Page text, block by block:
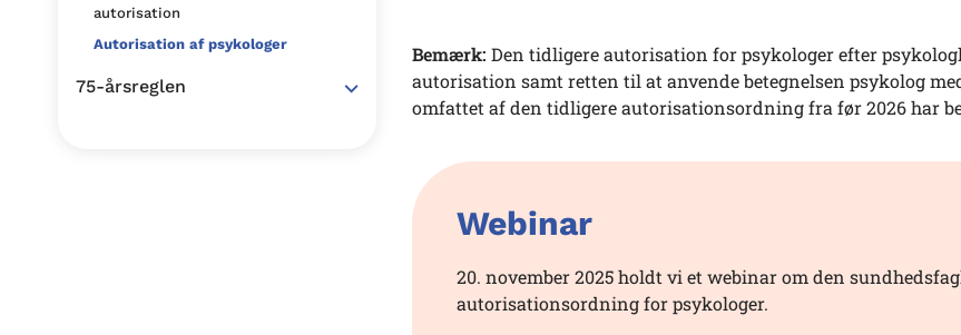
autorisation
Autorisation af psykologer
75-årsreglen
Bemærk: Den tidligere autorisation for psykologer efter
autorisation samt retten til at anvende betegnelsen psykolog
omfattet af den tidligere autorisationsordning fra før 2026 har
Webinar
20. november 2025 holdt vi et webinar om den
autorisationsordning for psykologer.